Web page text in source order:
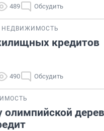
489 Обсудить
НЕДВИЖИМОСТЬ
кредитов
490 Обсудить
олимпийской